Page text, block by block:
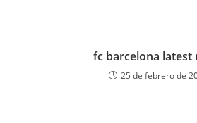
fc barcelona latest
25 de febrero de